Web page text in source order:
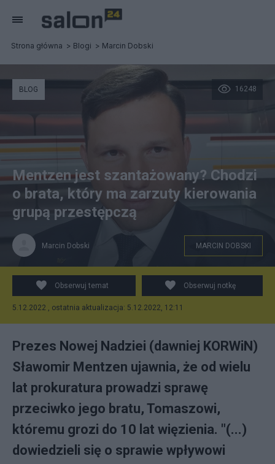
Strona główna Blogi Marcin Dobski
Sławomir Mentzen, prezes partii Nowa Nadzieja. Fot.
Twitter/Sławomir Mentzen
16248
BLOG
Mentzen jest szantażowany? Chodzi
o brata, który ma zarzuty kierowania
grupą przestępczą
Marcin Dobski MARCIN DOBSKI
Obserwuj temat Obserwuj notkę
5.12.2022 , ostatnia aktualizacja: 5.12.2022, 12:11
Prezes Nowej Nadziei (dawniej KORWiN)
Sławomir Mentzen ujawnia, że od wielu
lat prokuratura prowadzi sprawę
przeciwko jego bratu, Tomaszowi,
któremu grozi do 10 lat więzienia. "(...)
dowiedzieli się o sprawie wpływowi